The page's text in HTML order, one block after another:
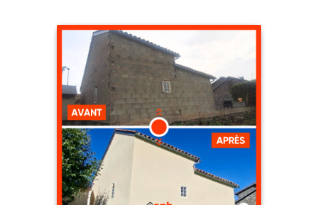
Guide rénovation